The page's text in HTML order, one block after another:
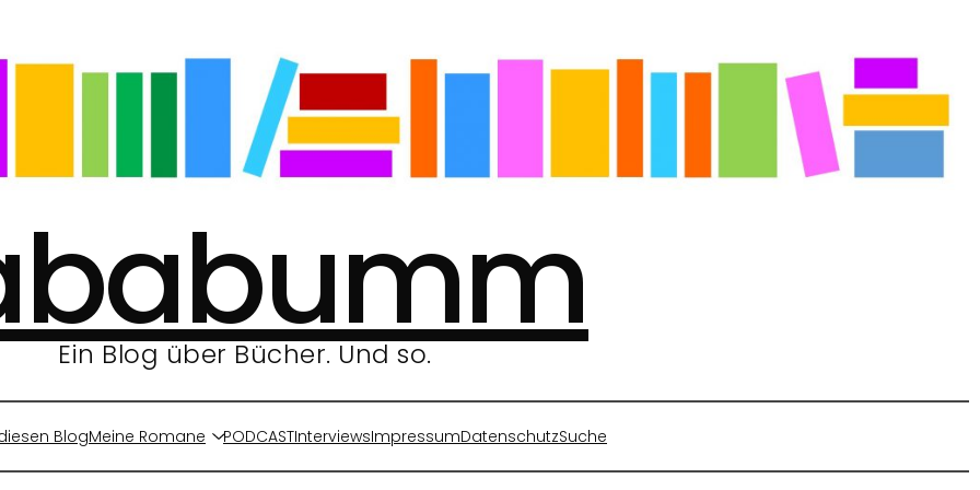
Ein Blog über Bücher. Und so.
BlogMeine Romane PODCASTInterviewsImpressumDatenschutzSuche